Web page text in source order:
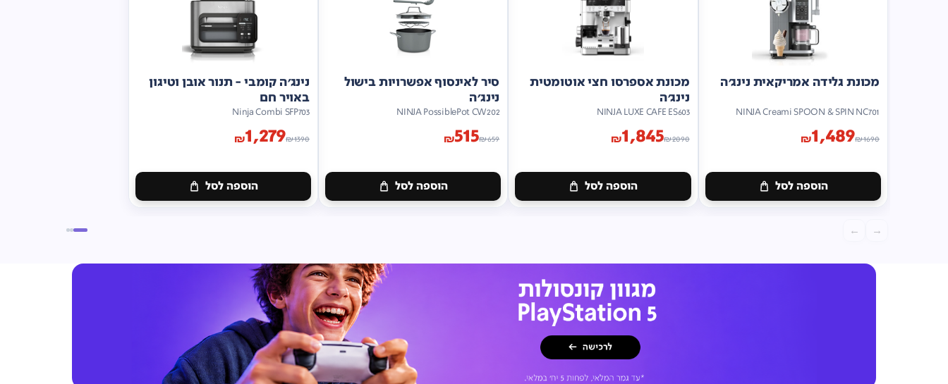
מכונת גלידה אמריקאית נינג'ה
NINJA Creami SPOON & SPIN NC701
₪1690
₪1,489
הוספה לסל
מכונת אספרסו חצי אוטומטית
נינג'ה
NINJA LUXE CAFE ES603
₪2090
₪1,845
הוספה לסל
סיר לאינסוף אפשרויות בישול
נינג'ה
NINJA PossiblePot CW202
₪659
₪515
הוספה לסל
נינג'ה קומבי - תנור אובן וטיגון
באויר חם
Ninja Combi SFP703
₪1390
₪1,279
הוספה לסל
→
←